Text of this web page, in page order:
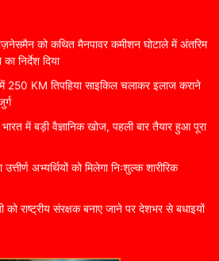
को कथित मैनपावर कमीशन घोटाले में अंतरिम
निर्देश दिया
KM तिपहिया साइकिल चलाकर इलाज कराने
में बड़ी वैज्ञानिक खोज, पहली बार तैयार हुआ पूरा
उत्तीर्ण अभ्यर्थियों को मिलेगा निःशुल्क शारीरिक
को राष्ट्रीय संरक्षक बनाए जाने पर देशभर से बधाइयों